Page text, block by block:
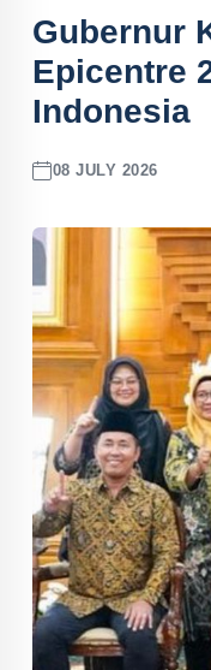
Gubernur
Epicentre
Indonesia
08 JULY 2026